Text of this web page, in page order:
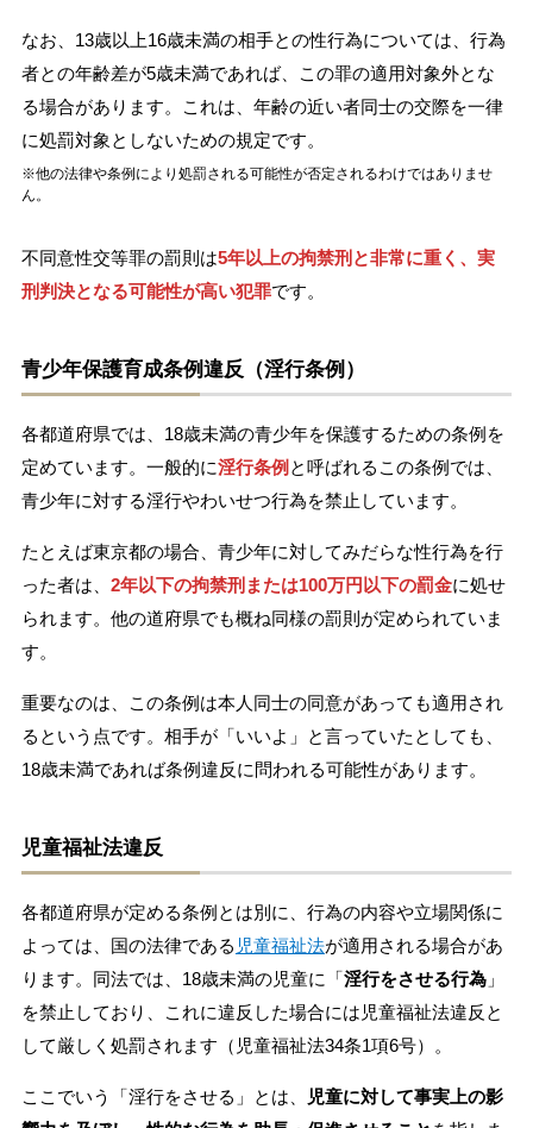
なお、13歳以上16歳未満の相手との性行為については、行為
者との年齢差が5歳未満であれば、この罪の適用対象外とな
る場合があります。これは、年齢の近い者同士の交際を一律
に処罰対象としないための規定です。
※他の法律や条例により処罰される可能性が否定されるわけではありませ
ん。
不同意性交等罪の罰則は5年以上の拘禁刑と非常に重く、実
刑判決となる可能性が高い犯罪です。
青少年保護育成条例違反（淫行条例）
各都道府県では、18歳未満の青少年を保護するための条例を
定めています。一般的に淫行条例 と呼ばれるこの条例では、
青少年に対する淫行やわいせつ行為を禁止しています。
たとえば東京都の場合、青少年に対してみだらな性行為を行
った者は、 2年以下の拘禁刑または100万円以下の罰金に処せ
られます。他の道府県でも概ね同様の罰則が定められていま
す。
重要なのは、この条例は本人同士の同意があっても適用され
るという点です。相手が「いいよ」と言っていたとしても、
18歳未満であれば条例違反に問われる可能性があります。
児童福祉法違反
各都道府県が定める条例とは別に、行為の内容や立場関係に
よっては、国の法律である 児童福祉法が適用される場合があ
ります。同法では、18歳未満の児童に「淫行をさせる行為」
を禁止しており、これに違反した場合には児童福祉法違反と
して厳しく処罰されます（児童福祉法34条1項6号）。
ここでいう「淫行をさせる」とは、
児童に対して事実上の影